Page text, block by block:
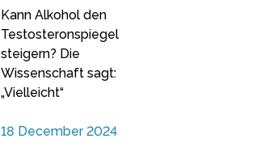
Kann Alkohol den
Testosteronspiegel
steigern? Die
Wissenschaft sagt:
„Vielleicht“
18 December 2024